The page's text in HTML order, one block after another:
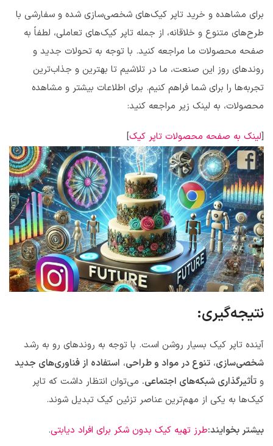
برای مشاهده و خرید تاپر کیک‌های شخصی‌سازی شده و سفارشی با
طرح‌های متنوع و خلاقانه، از جمله تاپر کیک‌های تعاملی، لطفاً به
صفحه محصولات ما مراجعه کنید. با توجه به تحولات جدید و
روندهای روز این صنعت، ما در تلاشیم تا بهترین و جذاب‌ترین
تجربه‌ها را برای شما فراهم کنیم. برای اطلاعات بیشتر و مشاهده
محصولات، به لینک زیر مراجعه کنید:
[لینک به صفحه محصولات تاپر کیک]
نتیجه‌گیری:
آینده تاپر کیک بسیار روشن است. با توجه به روندهای رو به رشد
شخصی‌سازی، تنوع در مواد و طراحی، استفاده از فناوری‌های جدید
و تأثیرگذاری شبکه‌های اجتماعی. می‌توان انتظار داشت که تاپر
کیک‌ها به یکی از مهم‌ترین عناصر تزئین کیک تبدیل شوند.
بیشتر بخوایند:طرز تهیه کیک بدون شکر برای افراد دیابتی.